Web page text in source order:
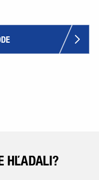
HĽADALI?